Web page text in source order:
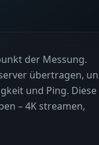
der Messung.
übertragen,
und Ping. Diese
– 4K streamen,